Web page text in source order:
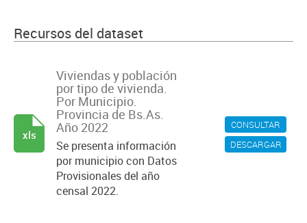
Recursos del dataset
CONSULTAR
DESCARGAR
Viviendas y población
por tipo de vivienda.
Por Municipio.
Provincia de Bs.As.
Año 2022
Se presenta información
por municipio con Datos
Provisionales del año
censal 2022.
xls